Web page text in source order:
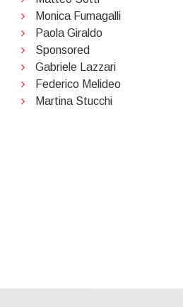
Monica Fumagalli
Paola Giraldo
Sponsored
Gabriele Lazzari
Federico Melideo
Martina Stucchi